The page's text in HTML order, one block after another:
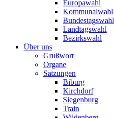
Europawahl
Kommunalwahl
Bundestagswahl
Landtagswahl
Bezirkswahl
Über uns
Grußwort
Organe
Satzungen
Biburg
Kirchdorf
Siegenburg
Train